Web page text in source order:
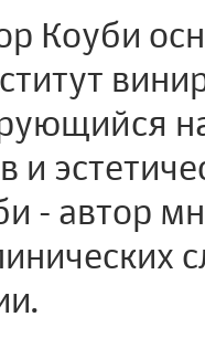
Коуби
и
- автор